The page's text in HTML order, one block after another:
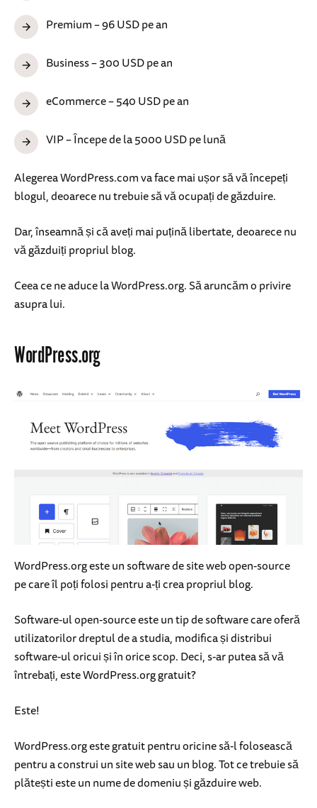
Premium – 96 USD pe an
Business – 300 USD pe an
eCommerce – 540 USD pe an
VIP – Începe de la 5000 USD pe lună
Alegerea WordPress.com va face mai ușor să vă începeți
blogul, deoarece nu trebuie să vă ocupați de găzduire.
Dar, înseamnă și că aveți mai puțină libertate, deoarece nu
vă găzduiți propriul blog.
Ceea ce ne aduce la WordPress.org. Să aruncăm o privire
asupra lui.
WordPress.org
WordPress.org este un software de site web open-source
pe care îl poți folosi pentru a-ți crea propriul blog.
Software-ul open-source este un tip de software care oferă
utilizatorilor dreptul de a studia, modifica și distribui
software-ul oricui și în orice scop. Deci, s-ar putea să vă
întrebați, este WordPress.org gratuit?
Este!
WordPress.org este gratuit pentru oricine să-l folosească
pentru a construi un site web sau un blog. Tot ce trebuie să
plătești este un nume de domeniu și găzduire web.